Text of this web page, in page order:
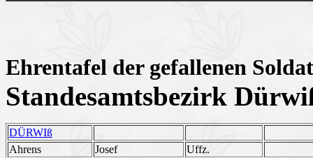
Ehrentafel der gefallenen
Standesamtsbezirk
DÜRWIß
Ahrens
Josef
Uffz.